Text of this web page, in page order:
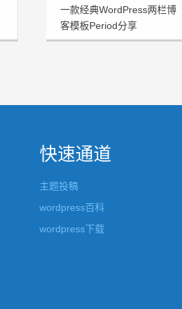
一款经典WordPress两栏博
客模板Period分享
快速通道
主题投稿
wordpress百科
wordpress下载